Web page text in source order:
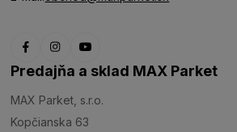
Predajňa a sklad MAX Parket
MAX Parket, s.r.o.
Kopčianska 63